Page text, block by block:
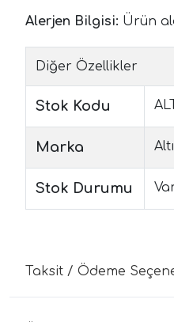
Alerjen Bilgisi: Ürün
Diğer Özellikler
Stok Kodu
Marka
Stok Durumu
Taksit / Ödeme